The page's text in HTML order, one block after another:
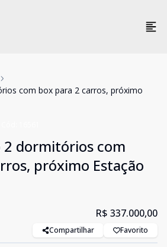
com box para 2 carros, próximo
dormitórios com
próximo Estação
R$ 337.000,00
Compartilhar Favorito